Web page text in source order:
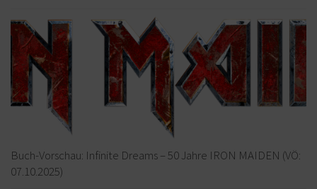
Buch-Vorschau: Infinite Dreams – 50 Jahre IRON MAIDEN (VÖ:
07.10.2025)